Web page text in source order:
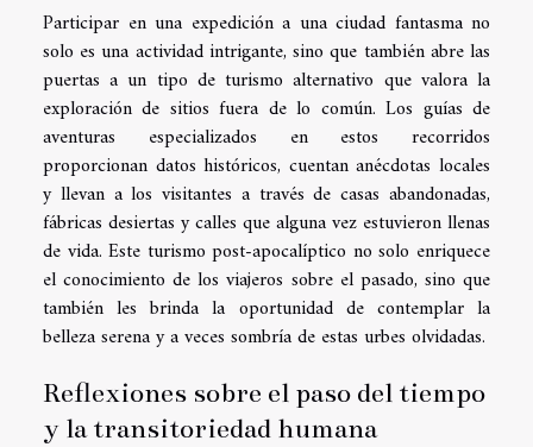
Participar en una expedición a una ciudad fantasma no
solo es una actividad intrigante, sino que también abre las
puertas a un tipo de turismo alternativo que valora la
exploración de sitios fuera de lo común. Los guías de
aventuras especializados en estos recorridos
proporcionan datos históricos, cuentan anécdotas locales
y llevan a los visitantes a través de casas abandonadas,
fábricas desiertas y calles que alguna vez estuvieron llenas
de vida. Este turismo post-apocalíptico no solo enriquece
el conocimiento de los viajeros sobre el pasado, sino que
también les brinda la oportunidad de contemplar la
belleza serena y a veces sombría de estas urbes olvidadas.
Reflexiones sobre el paso del tiempo
y la transitoriedad humana